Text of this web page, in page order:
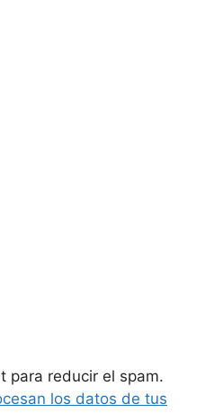
para reducir el spam.
los datos de tus